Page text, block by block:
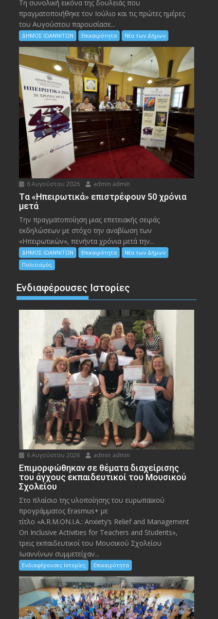
Τη συνολική εικόνα της δουλειάς που
πραγματοποιήθηκε τον Ιούλιο και τις πρώτες ημέρες
του Αυγούστου παρουσίασε...
ΔΗΜΟΣ ΙΩΑΝΝΙΤΩΝ Επικαιρότητα Νέα των Δήμων
6 Αυγούστου 2026 admin admin
Tα «Ηπειρωτικά» επιστρέφουν 50 χρόνια
μετά
Την πραγματοποίηση μιας επετειακής σειράς
εκδηλώσεων με στόχο την αναβίωση των
«Ηπειρωτικών», πενήντα χρόνια μετά την...
ΔΗΜΟΣ ΙΩΑΝΝΙΤΩΝ Επικαιρότητα
Νέα των Δήμων
Πολιτισμός
Ενδιαφέρουσες Ιστορίες
6 Αυγούστου 2026 admin admin
Eπιμορφώθηκαν σε θέματα διαχείρισης
του άγχους εκπαιδευτικοί του Μουσικού
Σχολείου
Στο πλαίσιο της υλοποίησης του ευρωπαϊκού
προγράμματος Erasmus+ με
τίτλο «A.R.M.ON.I.A.: Anxiety’s Relief and Management
On Inclusive Activities for Teachers and Students»,
τρεις εκπαιδευτικοί του Μουσικού Σχολείου
Ιωαννίνων συμμετείχαν...
Ενδιαφέρουσες Ιστορίες Επικαιρότητα